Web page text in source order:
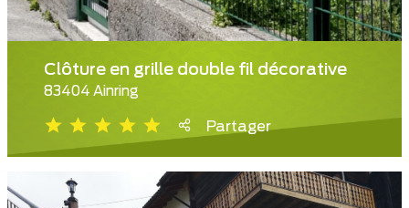
Clôture en grille double fil décorative
83404 Ainring
Partager